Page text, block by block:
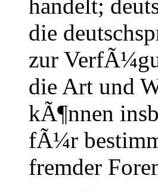
handelt;
die
zur
die Art und
kÃ¶nnen
fÃ¼r
fremder